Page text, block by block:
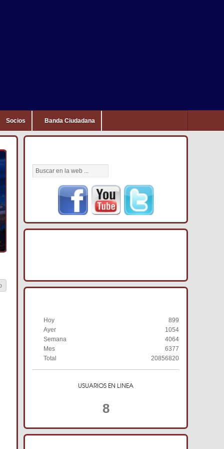
Socios Banda Ciudadana
Hoy
899
Ayer
1054
Semana
4064
Mes
6377
Total
20856820
USUARIOS EN LINEA
8